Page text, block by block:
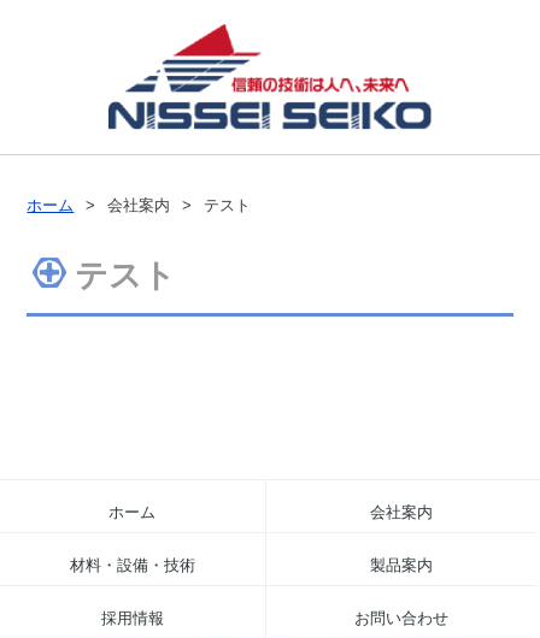
ホーム 会社案内 テスト
テスト
ホーム 会社案内
材料・設備・技術 製品案内
採用情報 お問い合わせ